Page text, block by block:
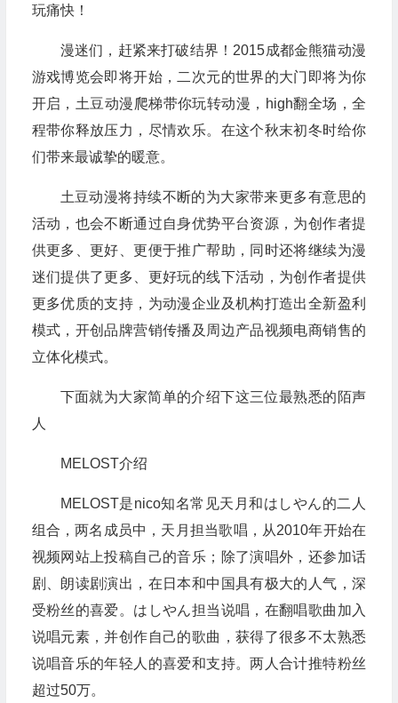
玩痛快！
漫迷们，赶紧来打破结界！2015成都金熊猫动漫
游戏博览会即将开始，二次元的世界的大门即将为你
开启，土豆动漫爬梯带你玩转动漫，high翻全场，全
程带你释放压力，尽情欢乐。在这个秋末初冬时给你
们带来最诚挚的暖意。
土豆动漫将持续不断的为大家带来更多有意思的
活动，也会不断通过自身优势平台资源，为创作者提
供更多、更好、更便于推广帮助，同时还将继续为漫
迷们提供了更多、更好玩的线下活动，为创作者提供
更多优质的支持，为动漫企业及机构打造出全新盈利
模式，开创品牌营销传播及周边产品视频电商销售的
立体化模式。
下面就为大家简单的介绍下这三位最熟悉的陌声
人
MELOST介绍
MELOST是nico知名常见天月和はしやん的二人
组合，两名成员中，天月担当歌唱，从2010年开始在
视频网站上投稿自己的音乐；除了演唱外，还参加话
剧、朗读剧演出，在日本和中国具有极大的人气，深
受粉丝的喜爱。はしやん担当说唱，在翻唱歌曲加入
说唱元素，并创作自己的歌曲，获得了很多不太熟悉
说唱音乐的年轻人的喜爱和支持。两人合计推特粉丝
超过50万。